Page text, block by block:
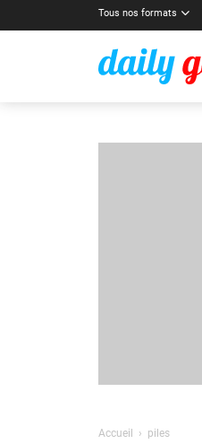
Tous nos formats
Accueil piles